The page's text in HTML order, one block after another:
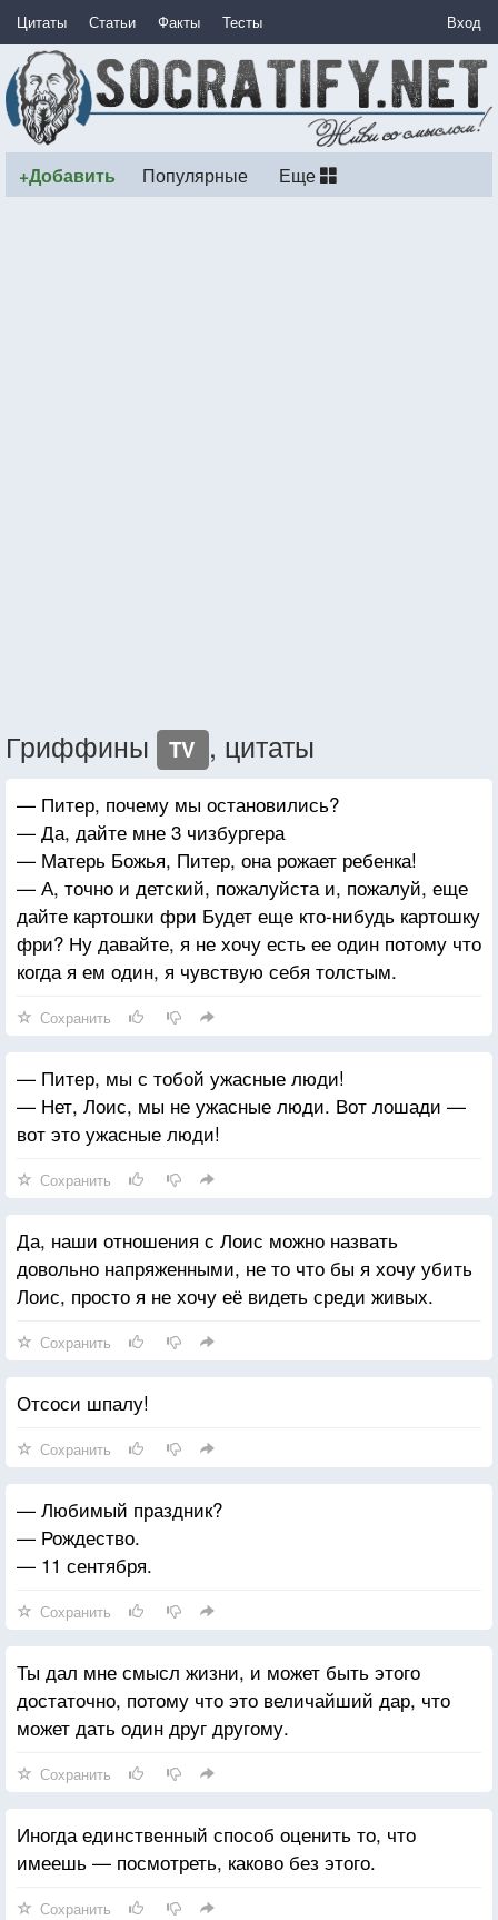
Цитаты Статьи Факты Тесты Вход
+Добавить Популярные Еще
Гриффины TV , цитаты
— Питер, почему мы остановились?
— Да, дайте мне 3 чизбургера
— Матерь Божья, Питер, она рожает ребенка!
— А, точно и детский, пожалуйста и, пожалуй, еще
дайте картошки фри Будет еще кто-нибудь картошку
фри? Ну давайте, я не хочу есть ее один потому что
когда я ем один, я чувствую себя толстым.
Сохранить
— Питер, мы с тобой ужасные люди!
— Нет, Лоис, мы не ужасные люди. Вот лошади —
вот это ужасные люди!
Сохранить
Да, наши отношения с Лоис можно назвать
довольно напряженными, не то что бы я хочу убить
Лоис, просто я не хочу её видеть среди живых.
Сохранить
Отсоси шпалу!
Сохранить
— Любимый праздник?
— Рождество.
— 11 сентября.
Сохранить
Ты дал мне смысл жизни, и может быть этого
достаточно, потому что это величайший дар, что
может дать один друг другому.
Сохранить
Иногда единственный способ оценить то, что
имеешь — посмотреть, каково без этого.
Сохранить